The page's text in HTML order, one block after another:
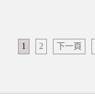
1 2 下一頁